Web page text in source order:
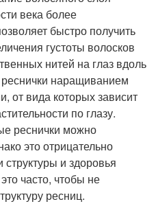
века более
быстро получить
густоты волосков
нитей на глаз вдоль
наращиванием
от вида которых зависит
по глазу.
реснички можно
это отрицательно
структуры и здоровья
часто, чтобы не
ресниц.